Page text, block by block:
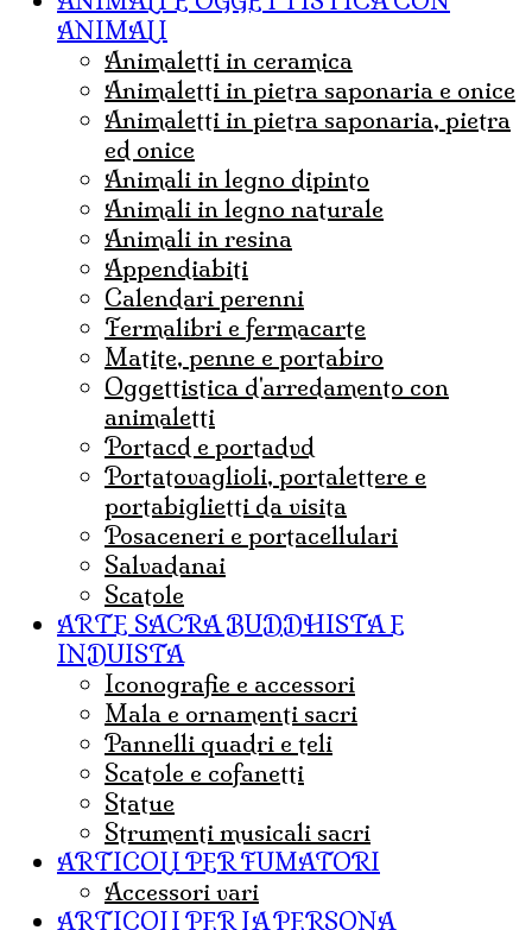
ANIMALI
animaletti in ceramica
animaletti in pietra saponaria e onice
Animaletti in pietra saponaria, pietra
ed onice
animali in legno dipinto
animali in legno naturale
animali in resina
appendiabiti
calendari perenni
fermalibri e fermacarte
matite, penne e portabiro
oggettistica d'arredamento con
animaletti
portacd e portadvd
portatovaglioli, portalettere e
portabiglietti da visita
posaceneri e portacellulari
salvadanai
scatole
ARTE SACRA BUDDHISTA E
INDUISTA
iconografie e accessori
mala e ornamenti sacri
pannelli quadri e teli
Scatole e cofanetti
statue
strumenti musicali sacri
ARTICOLI PER FUMATORI
Accessori vari
ARTICOLI PER LA PERSONA